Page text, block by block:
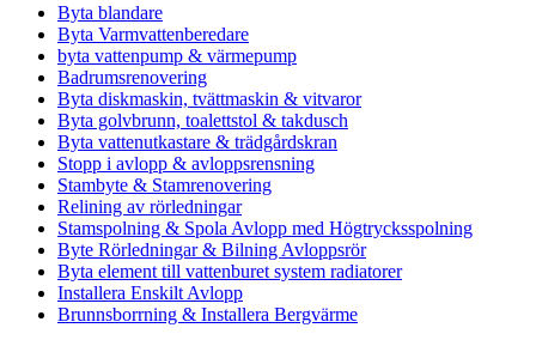
Byta blandare
Byta Varmvattenberedare
byta vattenpump & värmepump
Badrumsrenovering
Byta diskmaskin, tvättmaskin & vitvaror
Byta golvbrunn, toalettstol & takdusch
Byta vattenutkastare & trädgårdskran
Stopp i avlopp & avloppsrensning
Stambyte & Stamrenovering
Relining av rörledningar
Stamspolning & Spola Avlopp med Högtrycksspolning
Byte Rörledningar & Bilning Avloppsrör
Byta element till vattenburet system radiatorer
Installera Enskilt Avlopp
Brunnsborrning & Installera Bergvärme